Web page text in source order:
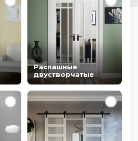
Распашные
двустворчатые